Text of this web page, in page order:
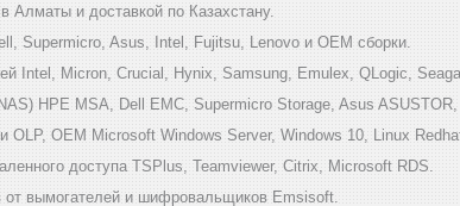
Алматы и доставкой по Казахстану.
Supermicro, Asus, Intel, Fujitsu, Lenovo и ОЕМ сборки.
Intel, Micron, Crucial, Hynix, Samsung, Emulex, QLogic,
HPE MSA, Dell EMC, Supermicro Storage, Asus
OLP, OEM Microsoft Windows Server, Windows 10, Linux
доступа TSPlus, Teamviewer, Citrix, Microsoft RDS.
вымогателей и шифровальщиков Emsisoft.